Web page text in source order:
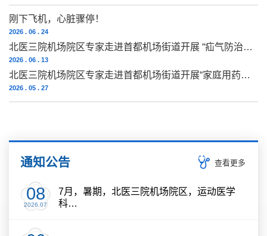
刚下飞机，心脏骤停！
2026 . 06 . 24
北医三院机场院区专家走进首都机场街道开展 “疝气防治科普” 及 “家医签约” 讲座
2026 . 06 . 13
北医三院机场院区专家走进首都机场街道开展“家庭用药常识”及“互联网医院宣传”讲座
2026 . 05 . 27
通知公告 查看更多
08
2026.07
7月，暑期，北医三院机场院区，运动医学
科…